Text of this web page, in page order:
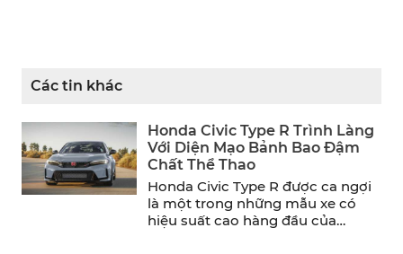
Các tin khác
Honda Civic Type R Trình Làng
Với Diện Mạo Bảnh Bao Đậm
Chất Thể Thao
Honda Civic Type R được ca ngợi
là một trong những mẫu xe có
hiệu suất cao hàng đầu của